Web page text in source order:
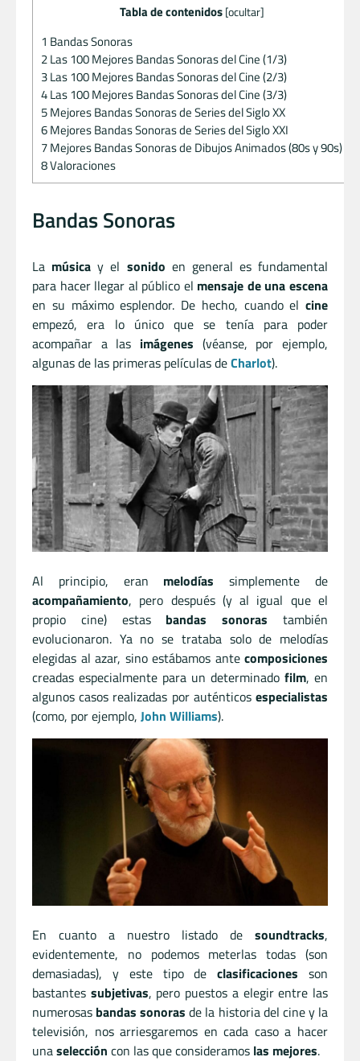
Tabla de contenidos [ocultar]
1 Bandas Sonoras
2Las 100 Mejores Bandas Sonoras del Cine (1/3)
3Las 100 Mejores Bandas Sonoras del Cine (2/3)
4Las 100 Mejores Bandas Sonoras del Cine (3/3)
5Mejores Bandas Sonoras de Series del Siglo XX
6Mejores Bandas Sonoras de Series del Siglo XXI
7Mejores Bandas Sonoras de Dibujos Animados (80s y 90s)
8Valoraciones
Bandas Sonoras
La música y el sonido en general es fundamental
para hacer llegar al público el mensaje de una escena
en su máximo esplendor. De hecho, cuando el cine
empezó, era lo único que se tenía para poder
acompañar a las imágenes (véanse, por ejemplo,
algunas de las primeras películas deCharlot).
Al principio, eran melodías simplemente de
acompañamiento, pero después (y al igual que el
propio cine) estas bandas sonoras también
evolucionaron. Ya no se trataba solo de melodías
elegidas al azar, sino estábamos ante composiciones
creadas especialmente para un determinado film, en
algunos casos realizadas por auténticos especialistas
(como, por ejemplo, John Williams).
En cuanto a nuestro listado de soundtracks,
evidentemente, no podemos meterlas todas (son
demasiadas), y este tipo declasificaciones son
bastantes subjetivas, pero puestos a elegir entre las
numerosas bandas sonoras de la historia del cine y la
televisión, nos arriesgaremos en cada caso a hacer
unaselección con las que consideramos las mejores.